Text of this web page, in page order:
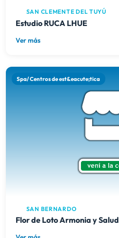
SAN CLEMENTE DEL TUYÚ
Estudio RUCA LHUE
Ver más
Spa/ Centros de est&eacute;tica
SAN BERNARDO
Flor de Loto Armonia y Salud